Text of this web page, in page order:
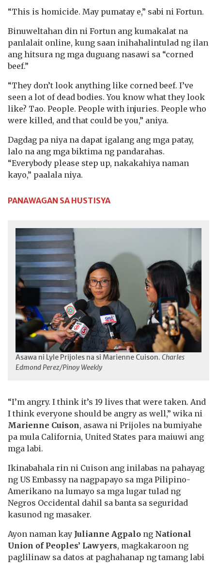
“This is homicide. May pumatay e,” sabi ni Fortun.
Binuweltahan din ni Fortun ang kumakalat na
panlalait online, kung saan inihahalintulad ng ilan
ang hitsura ng mga duguang nasawi sa “corned
beef.”
“They don’t look anything like corned beef. I’ve
seen a lot of dead bodies. You know what they look
like? Tao. People. People with injuries. People who
were killed, and that could be you,” aniya.
Dagdag pa niya na dapat igalang ang mga patay,
lalo na ang mga biktima ng pandarahas.
“Everybody please step up, nakakahiya naman
kayo,” paalala niya.
PANAWAGAN SA HUSTISYA
Asawa ni Lyle Prijoles na si Marienne Cuison. Charles
Edmond Perez/Pinoy Weekly
“I’m angry. I think it’s 19 lives that were taken. And
I think everyone should be angry as well,” wika ni
Marienne Cuison, asawa ni Prijoles na bumiyahe
pa mula California, United States para maiuwi ang
mga labi.
Ikinabahala rin ni Cuison ang inilabas na pahayag
ng US Embassy na nagpapayo sa mga Pilipino-
Amerikano na lumayo sa mga lugar tulad ng
Negros Occidental dahil sa banta sa seguridad
kasunod ng masaker.
Ayon naman kay Julianne Agpalo ng National
Union of Peoples’ Lawyers, magkakaroon ng
paglilinaw sa datos at paghahanap ng tamang labi